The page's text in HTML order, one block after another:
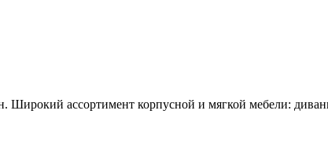
ассортимент корпусной и мягкой мебели: